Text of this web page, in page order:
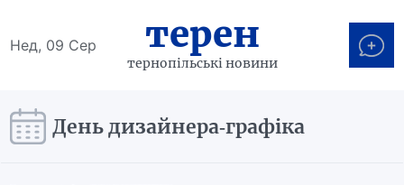
Нед, 09 Сер терен
тернопільські новини
День дизайнера-графіка